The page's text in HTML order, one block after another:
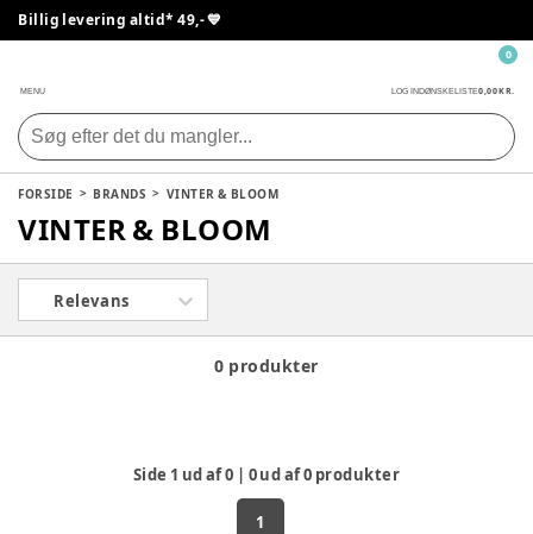
Billig levering altid* 49,- 💙
MENU LOG INDØNSKELISTE0,00 KR.
0
FORSIDE BRANDS VINTER & BLOOM
VINTER & BLOOM
Relevans
0 produkter
Side 1 ud af0 | 0ud af0 produkter
1